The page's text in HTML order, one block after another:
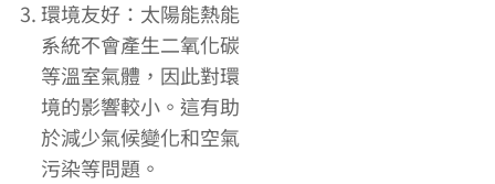
環境友好：太陽能熱能
系統不會產生二氧化碳
等溫室氣體，因此對環
境的影響較小。這有助
於減少氣候變化和空氣
污染等問題。